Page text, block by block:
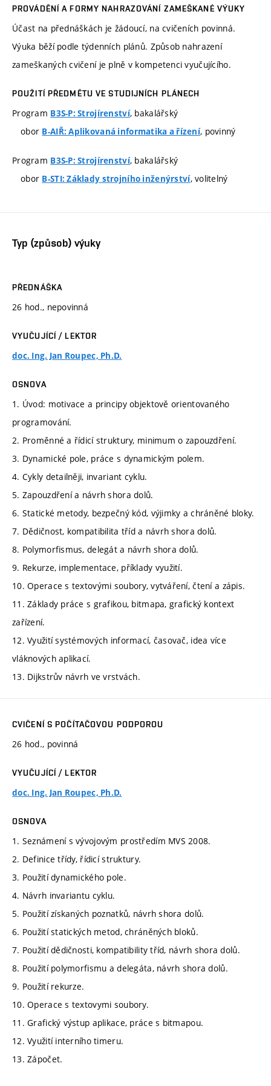
PROVÁDĚNÍ A FORMY NAHRAZOVÁNÍ ZAMEŠKANÉ VÝUKY
Účast na přednáškách je žádoucí, na cvičeních povinná.
Výuka běží podle týdenních plánů. Způsob nahrazení
zameškaných cvičení je plně v kompetenci vyučujícího.
POUŽITÍ PŘEDMĚTU VE STUDIJNÍCH PLÁNECH
Program B3S-P: Strojírenství, bakalářský
obor B-AIŘ: Aplikovaná informatika a řízení, povinný
Program B3S-P: Strojírenství, bakalářský
obor B-STI: Základy strojního inženýrství, volitelný
Typ (způsob) výuky
PŘEDNÁŠKA
26 hod., nepovinná
VYUČUJÍCÍ / LEKTOR
doc. Ing. Jan Roupec, Ph.D.
OSNOVA
1. Úvod: motivace a principy objektově orientovaného
programování.
2. Proměnné a řídicí struktury, minimum o zapouzdření.
3. Dynamické pole, práce s dynamickým polem.
4. Cykly detailněji, invariant cyklu.
5. Zapouzdření a návrh shora dolů.
6. Statické metody, bezpečný kód, výjimky a chráněné bloky.
7. Dědičnost, kompatibilita tříd a návrh shora dolů.
8. Polymorfismus, delegát a návrh shora dolů.
9. Rekurze, implementace, příklady využití.
10. Operace s textovými soubory, vytváření, čtení a zápis.
11. Základy práce s grafikou, bitmapa, grafický kontext
zařízení.
12. Využití systémových informací, časovač, idea více
vláknových aplikací.
13. Dijkstrův návrh ve vrstvách.
CVIČENÍ S POČÍTAČOVOU PODPOROU
26 hod., povinná
VYUČUJÍCÍ / LEKTOR
doc. Ing. Jan Roupec, Ph.D.
OSNOVA
1. Seznámení s vývojovým prostředím MVS 2008.
2. Definice třídy, řídicí struktury.
3. Použití dynamického pole.
4. Návrh invariantu cyklu.
5. Použití získaných poznatků, návrh shora dolů.
6. Použití statických metod, chráněných bloků.
7. Použití dědičnosti, kompatibility tříd, návrh shora dolů.
8. Použití polymorfismu a delegáta, návrh shora dolů.
9. Použití rekurze.
10. Operace s textovymi soubory.
11. Grafický výstup aplikace, práce s bitmapou.
12. Využití interního timeru.
13. Zápočet.